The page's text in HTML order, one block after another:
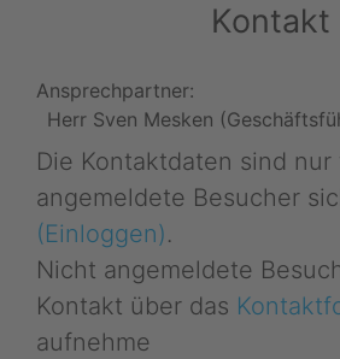
Kontakt
Ansprechpartner:
Herr Sven Mesken
Die Kontaktdaten sind nur
angemeldete Besucher
(Einloggen).
Nicht angemeldete
Kontakt über das
aufnehme